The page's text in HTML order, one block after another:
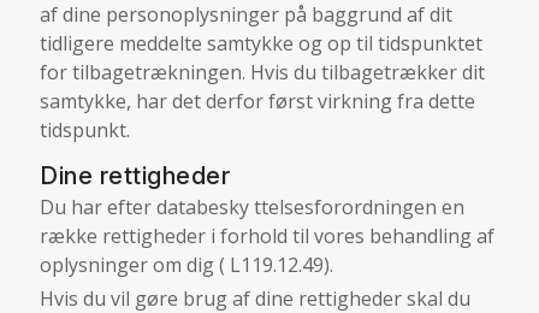
af dine personoplysninger på baggrund af dit
tidligere meddelte samtykke og op til tidspunktet
for tilbagetrækningen. Hvis du tilbagetrækker dit
samtykke, har det derfor først virkning fra dette
tidspunkt.
Dine rettigheder
Du har efter databesky ttelsesforordningen en
række rettigheder i forhold til vores behandling af
oplysninger om dig ( L119.12.49).
Hvis du vil gøre brug af dine rettigheder skal du